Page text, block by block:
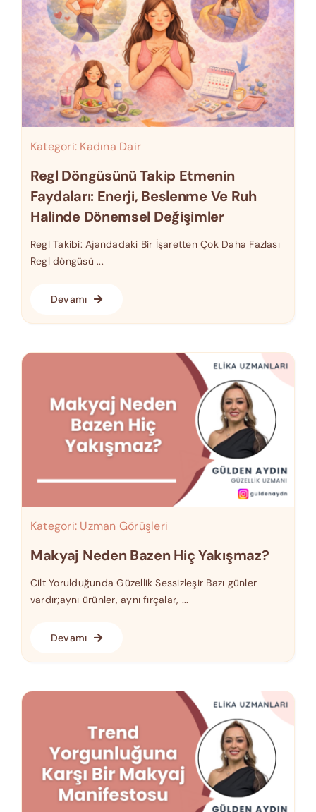
Kategori: Kadına Dair
Regl Döngüsünü Takip Etmenin
Faydaları: Enerji, Beslenme Ve Ruh
Halinde Dönemsel Değişimler
Regl Takibi: Ajandadaki Bir İşaretten Çok Daha Fazlası
Regl döngüsü ...
Devamı
Kategori: Uzman Görüşleri
Makyaj Neden Bazen Hiç Yakışmaz?
Cilt Yorulduğunda Güzellik Sessizleşir Bazı günler
vardır;aynı ürünler, aynı fırçalar, ...
Devamı